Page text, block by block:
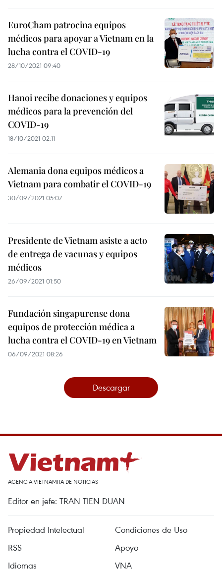
EuroCham patrocina equipos
médicos para apoyar a Vietnam en la
lucha contra el COVID-19
28/10/2021 09:40
Hanoi recibe donaciones y equipos
médicos para la prevención del
COVID-19
18/10/2021 02:11
Alemania dona equipos médicos a
Vietnam para combatir el COVID-19
30/09/2021 05:07
Presidente de Vietnam asiste a acto
de entrega de vacunas y equipos
médicos
26/09/2021 01:50
Fundación singapurense dona
equipos de protección médica a
lucha contra el COVID-19 en Vietnam
06/09/2021 08:26
Descargar
AGENCIA VIETNAMITA DE NOTICIAS
Editor en jefe: TRAN TIEN DUAN
Propiedad Intelectual
Condiciones de Uso
RSS
Apoyo
Idiomas
VNA